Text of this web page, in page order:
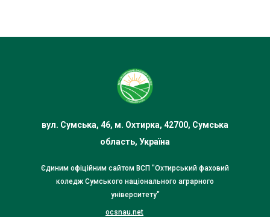
вул. Сумська, 46, м. Охтирка, 42700, Сумська
область, Україна
Єдиним офіційним сайтом ВСП "Охтирський фаховий
коледж Сумського національного аграрного
університету"
ocsnau.net